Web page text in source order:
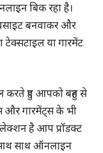
बिक रहा है।
बनवाकर और
टेक्सटाइल या गारमेंट
करते हुए आपको बहुत से
और गारमेंट्स के भी
है आप प्रॉडक्ट
साथ ऑनलाइन